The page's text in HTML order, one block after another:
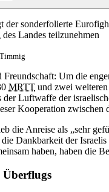
der sonderfolierte
Landes teilzunehmen
Um die
MRTT und zwei
Luftwaffe der
Kooperation zwischen
die Anreise als „sehr
Dankbarkeit der
haben, haben die